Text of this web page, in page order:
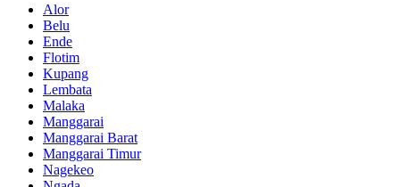
Alor
Belu
Ende
Flotim
Kupang
Lembata
Malaka
Manggarai
Manggarai Barat
Manggarai Timur
Nagekeo